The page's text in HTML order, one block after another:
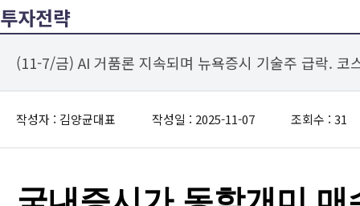
이용후기 이용후기
투자전략
(11-7/금) AI 거품론 지속되며 뉴욕증시 기술주 급락. 코
작성자 : 김양균대표 작성일 : 2025-11-07 조회수 : 31